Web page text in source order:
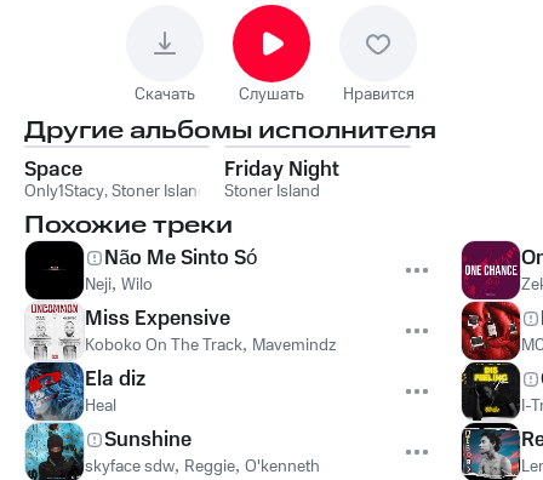
Скачать Слушать Нравится
Другие альбомы исполнителя
Space
Only1Stacy,Stoner Island
Friday Night
Stoner Island
Похожие треки
Não Me Sinto Só
Neji, Wilo
Miss Expensive
Koboko On The Track, Mavemindz
Ela diz
Heal
Sunshine
skyface sdw, Reggie, O'kenneth
I-